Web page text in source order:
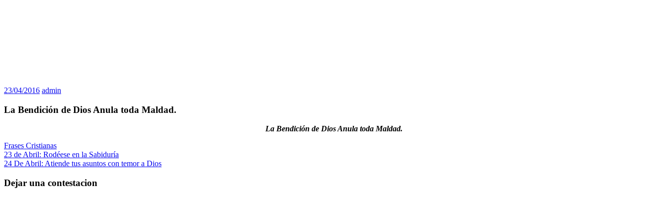
23/04/2016 admin
La Bendición de Dios Anula toda Maldad.
La Bendición de Dios Anula toda Maldad.
Frases Cristianas
Navegación
de
entradas
Entrada
anterior:
23 de Abril: Rodéese en la Sabiduría
Siguiente
24 De Abril: Atiende tus asuntos con temor a Dios
Dejar una contestacion